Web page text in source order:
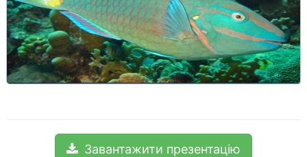
Завантажити презентацію